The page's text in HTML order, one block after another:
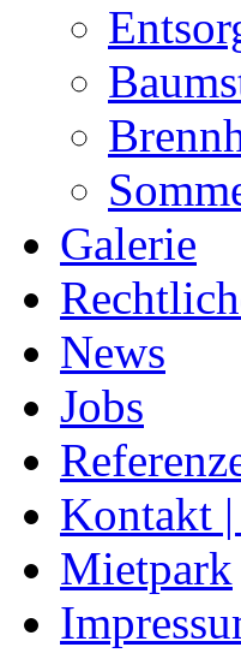
Galerie
News
Jobs
Kontakt
Mietpark